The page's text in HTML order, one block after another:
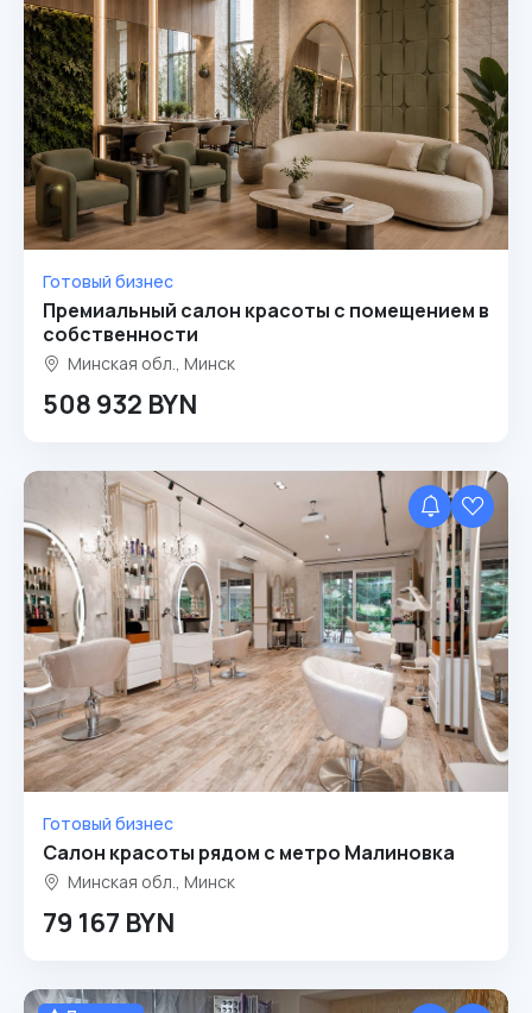
Готовый бизнес
Премиальный салон красоты с помещением в
собственности
Минская обл., Минск
508 932 BYN
Готовый бизнес
Салон красоты рядом с метро Малиновка
Минская обл., Минск
79 167 BYN